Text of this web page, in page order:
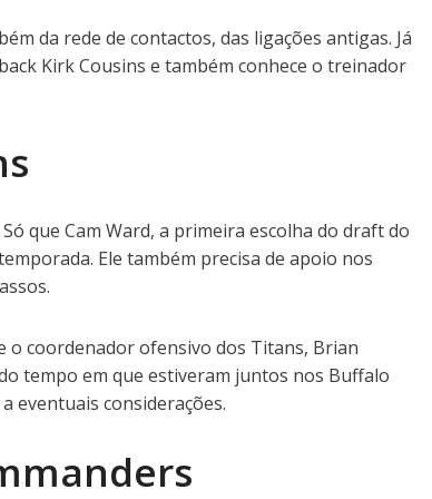
da rede de contactos, das ligações antigas. Já
Kirk Cousins e também conhece o treinador
que Cam Ward, a primeira escolha do draft do
Ele também precisa de apoio nos
o coordenador ofensivo dos Titans, Brian
tempo em que estiveram juntos nos Buffalo
eventuais considerações.